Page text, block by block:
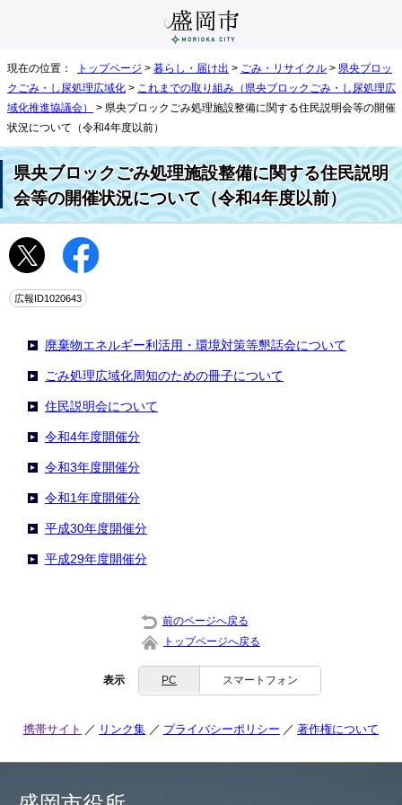
現在の位置： トップページ > 暮らし・届け出 > ごみ・リサイクル > 県央ブロッ
クごみ・し尿処理広域化 > これまでの取り組み（県央ブロックごみ・し尿処理広
域化推進協議会）
> 県央ブロックごみ処理施設整備に関する住民説明会等の開催
状況について（令和4年度以前）
県央ブロックごみ処理施設整備に関する住民説明
会等の開催状況について（令和4年度以前）
広報ID1020643
廃棄物エネルギー利活用・環境対策等懇話会について
ごみ処理広域化周知のための冊子について
住民説明会について
令和4年度開催分
令和3年度開催分
令和1年度開催分
平成30年度開催分
平成29年度開催分
前のページへ戻る
トップページへ戻る
表示 PC スマートフォン
携帯サイト リンク集 プライバシーポリシー 著作権について